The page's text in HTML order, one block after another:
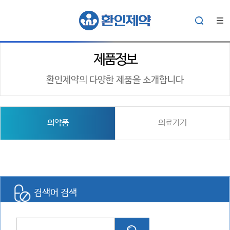
제품정보
환인제약의 다양한 제품을 소개합니다
의약품 의료기기
검색어 검색